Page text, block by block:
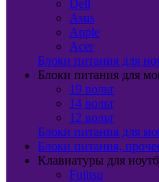
Dell
Asus
Apple
Acer
Блоки питания для
Блоки питания для
19 вольт
14 вольт
12 вольт
Блоки питания для
Блоки питания,
Клавиатуры для
Fujitsu